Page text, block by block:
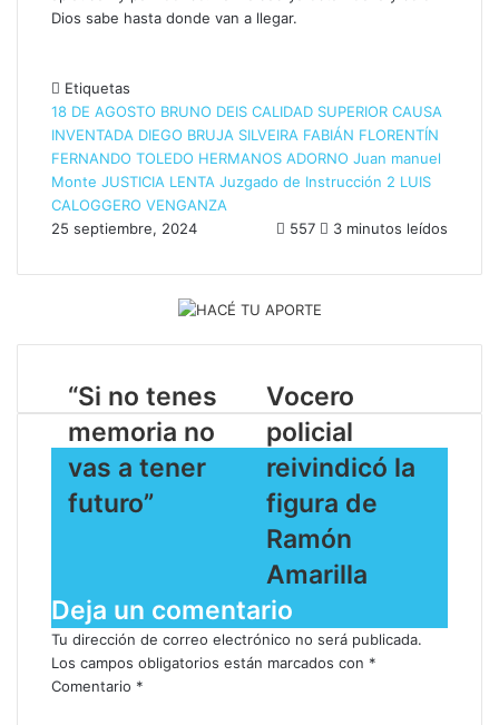
Dios sabe hasta donde van a llegar.
Etiquetas
18 DE AGOSTO BRUNO DEIS CALIDAD SUPERIOR CAUSA
INVENTADA DIEGO BRUJA SILVEIRA FABIÁN FLORENTÍN
FERNANDO TOLEDO HERMANOS ADORNO Juan manuel
Monte JUSTICIA LENTA Juzgado de Instrucción 2 LUIS
CALOGGERO VENGANZA
25 septiembre, 2024
557 3 minutos leídos
​“Si no tenes
memoria no
vas a tener
futuro”
Vocero
policial
reivindicó la
figura de
Ramón
Amarilla
Deja un comentario
Tu dirección de correo electrónico no será publicada.
Los campos obligatorios están marcados con *
Comentario *